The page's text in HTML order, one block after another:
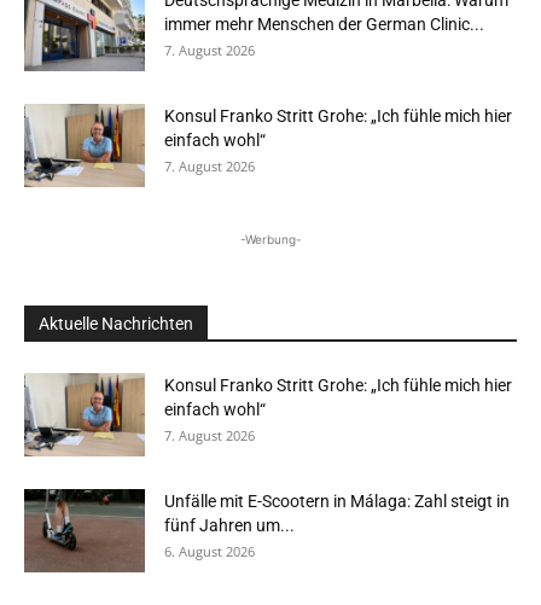
immer mehr Menschen der German Clinic...
7. August 2026
Konsul Franko Stritt Grohe: „Ich fühle mich hier
einfach wohl“
7. August 2026
-Werbung-
Aktuelle Nachrichten
Konsul Franko Stritt Grohe: „Ich fühle mich hier
einfach wohl“
7. August 2026
Unfälle mit E-Scootern in Málaga: Zahl steigt in
fünf Jahren um...
6. August 2026